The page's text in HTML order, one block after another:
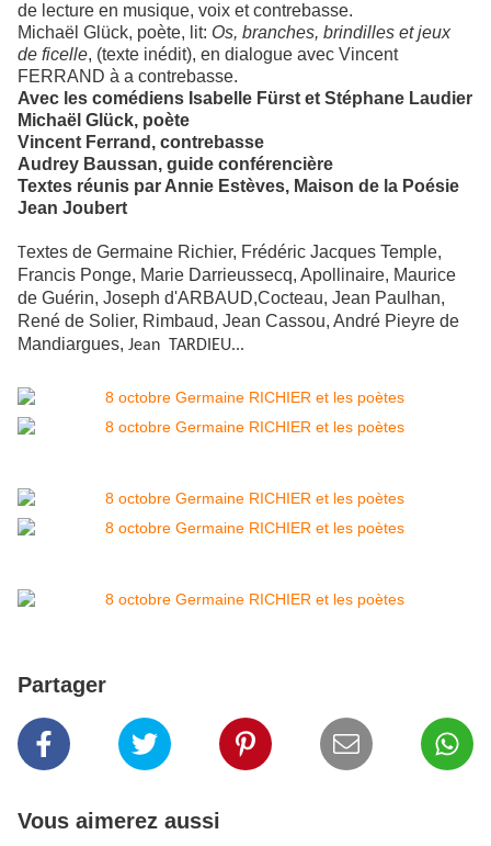
de lecture en musique, voix et contrebasse.
Michaël Glück, poète, lit: Os, branches, brindilles et jeux
de ficelle, (texte inédit), en dialogue avec Vincent
FERRAND à a contrebasse.
Avec les comédiens Isabelle Fürst et Stéphane Laudier
Michaël Glück, poète
Vincent Ferrand, contrebasse
Audrey Baussan, guide conférencière
Textes réunis par Annie Estèves, Maison de la Poésie
Jean Joubert
extes de Germaine Richier, Frédéric Jacques Temple,
Francis Ponge, Marie Darrieussecq, Apollinaire, Maurice
de Guérin, Joseph d'ARBAUD,Cocteau, Jean Paulhan,
René de Solier, Rimbaud, Jean Cassou, André Pieyre de
Mandiargues, Jean TARDIEU...
Partager
Vous aimerez aussi